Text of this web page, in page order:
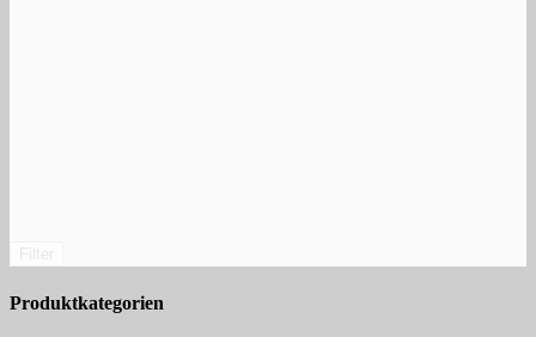
Produktkategorien